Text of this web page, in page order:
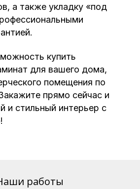
а также укладку «под
купить
для вашего дома,
помещения по
прямо сейчас и
и стильный интерьер с
работы